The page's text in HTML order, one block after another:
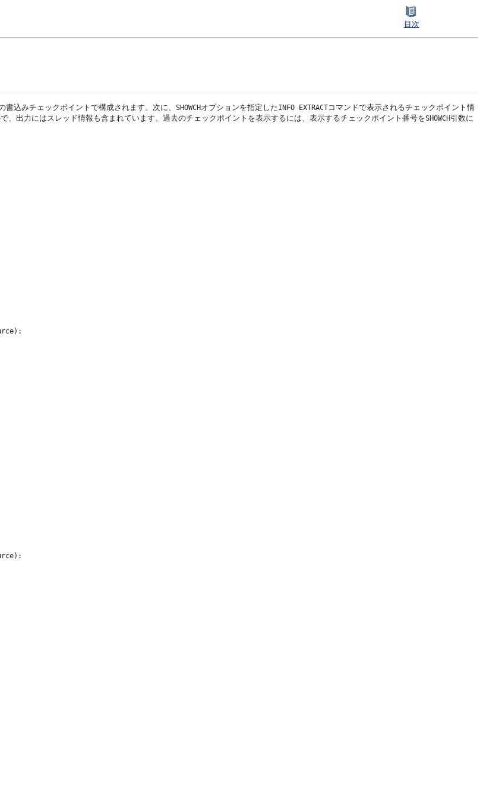
目次
込みチェックポイントで構成されます。次に、 SHOWCHオプションを指定したINFO EXTRACTコマンドで表示されるチェックポイント情
出力にはスレッド情報も含まれています。過去のチェックポイントを表示するには、表示するチェックポイント番号をSHOWCH引数に